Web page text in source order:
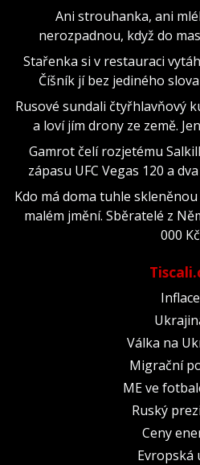
Ani strouhanka, ani
nerozpadnou, když do
Stařenka si v restauraci
Číšník jí bez jediného
Rusové sundali čtyřhlavňový
a loví jím drony ze země.
Gamrot čelí rozjetému
zápasu UFC Vegas 120 a
Kdo má doma tuhle
malém jmění. Sběratelé z
000 Kč
Inflace
Válka na
Migrační
ME ve
Ruský
Ceny
Evropská